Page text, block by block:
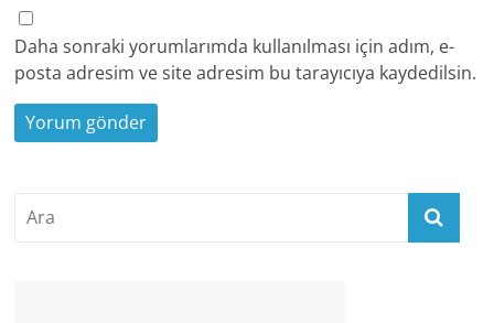
Daha sonraki yorumlarımda kullanılması için adım, e-
posta adresim ve site adresim bu tarayıcıya kaydedilsin.